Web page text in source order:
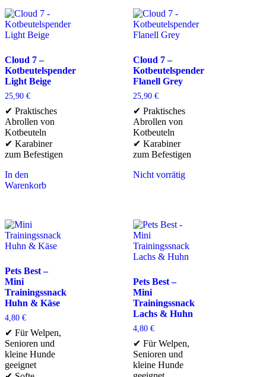
Cloud 7 –
Kotbeutelspender
Light Beige
25,90 €
✔ Praktisches
Abrollen von
Kotbeuteln
✔ Karabiner
zum Befestigen
In den
Warenkorb
Cloud 7 –
Kotbeutelspender
Flanell Grey
25,90 €
✔ Praktisches
Abrollen von
Kotbeuteln
✔ Karabiner
zum Befestigen
Nicht vorrätig
Pets Best –
Mini
Trainingssnack
Huhn & Käse
4,80 €
✔ Für Welpen,
Senioren und
kleine Hunde
geeignet
Pets Best –
Mini
Trainingssnack
Lachs & Huhn
4,80 €
✔ Für Welpen,
Senioren und
kleine Hunde